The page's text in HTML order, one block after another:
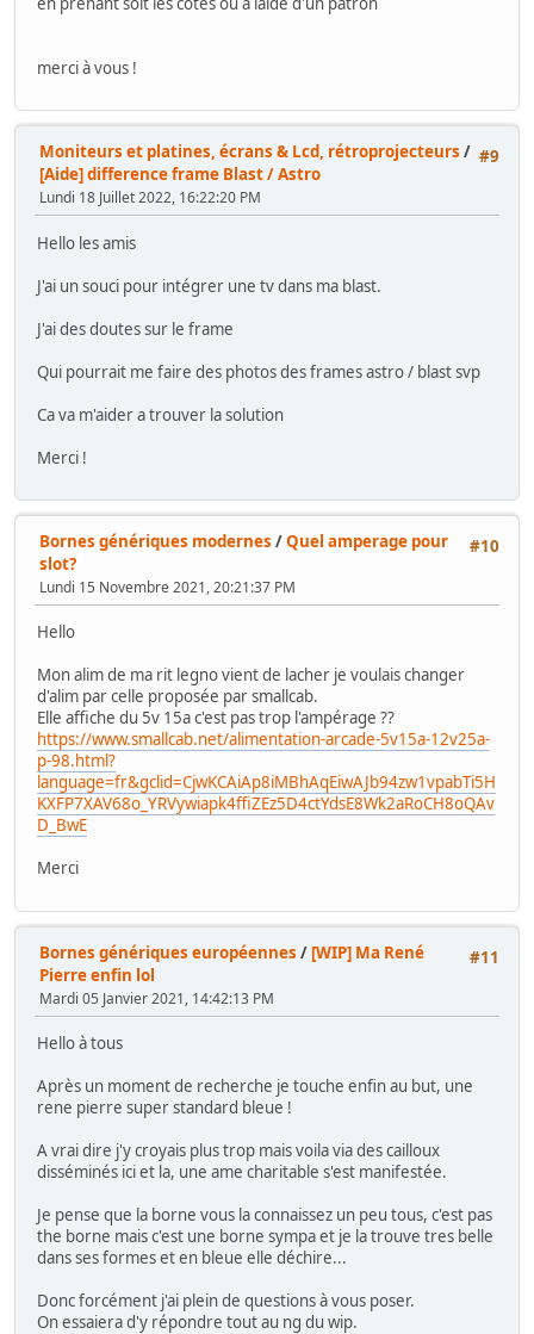
merci à vous !
#9
Moniteurs et platines, écrans & Lcd, rétroprojecteurs /
[Aide] difference frame Blast / Astro
Lundi 18 Juillet 2022, 16:22:20 PM
Hello les amis
J'ai un souci pour intégrer une tv dans ma blast.
J'ai des doutes sur le frame
Qui pourrait me faire des photos des frames astro / blast svp
Ca va m'aider a trouver la solution
Merci !
#10
Bornes génériques modernes /Quel amperage pour
slot?
Lundi 15 Novembre 2021, 20:21:37 PM
Hello
Mon alim de ma rit legno vient de lacher je voulais changer
d'alim par celle proposée par smallcab.
Elle affiche du 5v 15a c'est pas trop l'ampérage ??
https://www.smallcab.net/alimentation-arcade-5v15a-12v25a-
p-98.html?
language=fr&gclid=CjwKCAiAp8iMBhAqEiwAJb94zw1vpabTi5H
KXFP7XAV68o_YRVywiapk4ffiZEz5D4ctYdsE8Wk2aRoCH8oQAv
D_BwE
Merci
#11
Bornes génériques européennes / [WIP] Ma René
Pierre enfin lol
Mardi 05 Janvier 2021, 14:42:13 PM
Hello à tous
Après un moment de recherche je touche enfin au but, une
rene pierre super standard bleue !
A vrai dire j'y croyais plus trop mais voila via des cailloux
disséminés ici et la, une ame charitable s'est manifestée.
Je pense que la borne vous la connaissez un peu tous, c'est pas
the borne mais c'est une borne sympa et je la trouve tres belle
dans ses formes et en bleue elle déchire...
Donc forcément j'ai plein de questions à vous poser.
On essaiera d'y répondre tout au ng du wip.